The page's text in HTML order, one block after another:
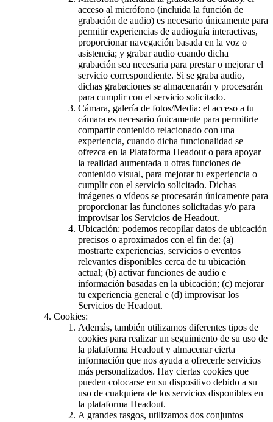
acceso al micrófono (incluida la función de
grabación de audio) es necesario únicamente para
permitir experiencias de audioguía interactivas,
proporcionar navegación basada en la voz o
asistencia; y grabar audio cuando dicha
grabación sea necesaria para prestar o mejorar el
servicio correspondiente. Si se graba audio,
dichas grabaciones se almacenarán y procesarán
para cumplir con el servicio solicitado.
Cámara, galería de fotos/Media: el acceso a tu
cámara es necesario únicamente para permitirte
compartir contenido relacionado con una
experiencia, cuando dicha funcionalidad se
ofrezca en la Plataforma Headout o para apoyar
la realidad aumentada u otras funciones de
contenido visual, para mejorar tu experiencia o
cumplir con el servicio solicitado. Dichas
imágenes o vídeos se procesarán únicamente para
proporcionar las funciones solicitadas y/o para
improvisar los Servicios de Headout.
Ubicación: podemos recopilar datos de ubicación
precisos o aproximados con el fin de: (a)
mostrarte experiencias, servicios o eventos
relevantes disponibles cerca de tu ubicación
actual; (b) activar funciones de audio e
información basadas en la ubicación; (c) mejorar
tu experiencia general e (d) improvisar los
Servicios de Headout.
Cookies:
Además, también utilizamos diferentes tipos de
cookies para realizar un seguimiento de su uso de
la plataforma Headout y almacenar cierta
información que nos ayuda a ofrecerle servicios
más personalizados. Hay ciertas cookies que
pueden colocarse en su dispositivo debido a su
uso de cualquiera de los servicios disponibles en
la plataforma Headout.
A grandes rasgos, utilizamos dos conjuntos